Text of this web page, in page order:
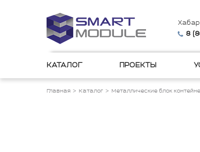
8
КАТАЛОГ ПРОЕКТЫ
Главная Каталог Металлические блок